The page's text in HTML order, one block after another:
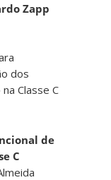
Zapp
dos
Classe C
de
C